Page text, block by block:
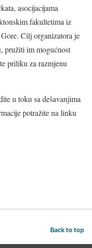
asocijacijama
fakultetima iz
Cilj organizatora je
pružiti im mogućnost
priliku za razmjenu
u toku sa dešavanjima
potražite na linku
Back to top